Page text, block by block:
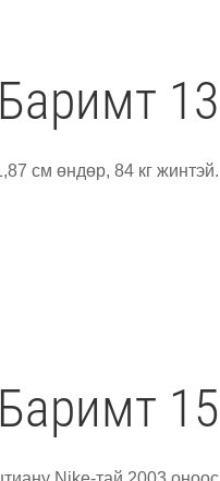
Баримт 13
см өндөр, 84 кг жинтэй.
Баримт 15